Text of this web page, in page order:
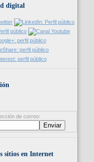
digital
de correo:
sitios en Internet